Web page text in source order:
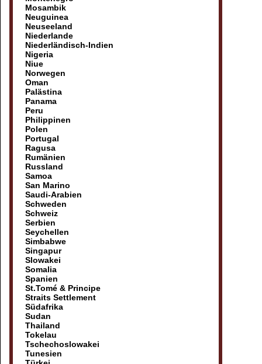
Mosambik
Neuguinea
Neuseeland
Niederlande
Niederländisch-Indien
Nigeria
Niue
Norwegen
Oman
Palästina
Panama
Peru
Philippinen
Polen
Portugal
Ragusa
Rumänien
Russland
Samoa
San Marino
Saudi-Arabien
Schweden
Schweiz
Serbien
Seychellen
Simbabwe
Singapur
Slowakei
Somalia
Spanien
St.Tomé & Principe
Straits Settlement
Südafrika
Sudan
Thailand
Tokelau
Tschechoslowakei
Tunesien